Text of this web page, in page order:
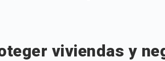
viviendas y